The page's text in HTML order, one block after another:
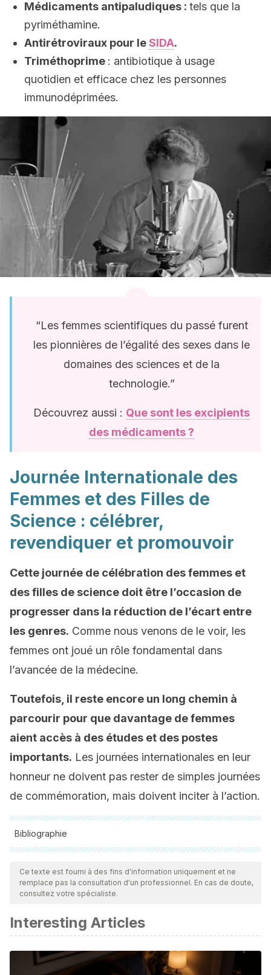
Médicaments antipaludiques : tels que la
pyriméthamine.
Antirétroviraux pour leSIDA.
Triméthoprime : antibiotique à usage
quotidien et efficace chez les personnes
immunodéprimées.
“Les femmes scientifiques du passé furent
les pionnières de l’égalité des sexes dans le
domaines des sciences et de la
technologie.”
Découvrez aussi : Que sont les excipients
des médicaments ?
Journée Internationale des
Femmes et des Filles de
Science : célébrer,
revendiquer et promouvoir
Cette journée de célébration des femmes et
des filles de science doit être l’occasion de
progresser dans la réduction de l’écart entre
les genres. Comme nous venons de le voir, les
femmes ont joué un rôle fondamental dans
l’avancée de la médecine.
Toutefois, il reste encore un long chemin à
parcourir pour que davantage de femmes
aient accès à des études et des postes
importants. Les journées internationales en leur
honneur ne doivent pas rester de simples journées
de commémoration, mais doivent inciter à l’action.
Bibliographie
Toutes les sources citées ont été examinées en profondeur
par notre équipe pour garantir leur qualité, leur fiabilité, leur
actualité et leur validité. La bibliographie de cet article a été
ou scientifique
Comfort, Nathaniel C. “From controlling elements to
transposons: Barbara McClintock and the Nobel Prize.”
TRENDS in Genetics 17.8 (2001): 475-478.
Ce texte est fourni à des fins d'information uniquement et ne
remplace pas la consultation d'un professionnel. En cas de doute,
consultez votre spécialiste.
Interesting Articles